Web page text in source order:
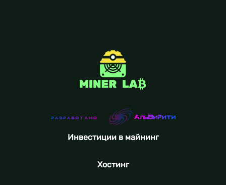
Инвестиции в майнинг
Хостинг